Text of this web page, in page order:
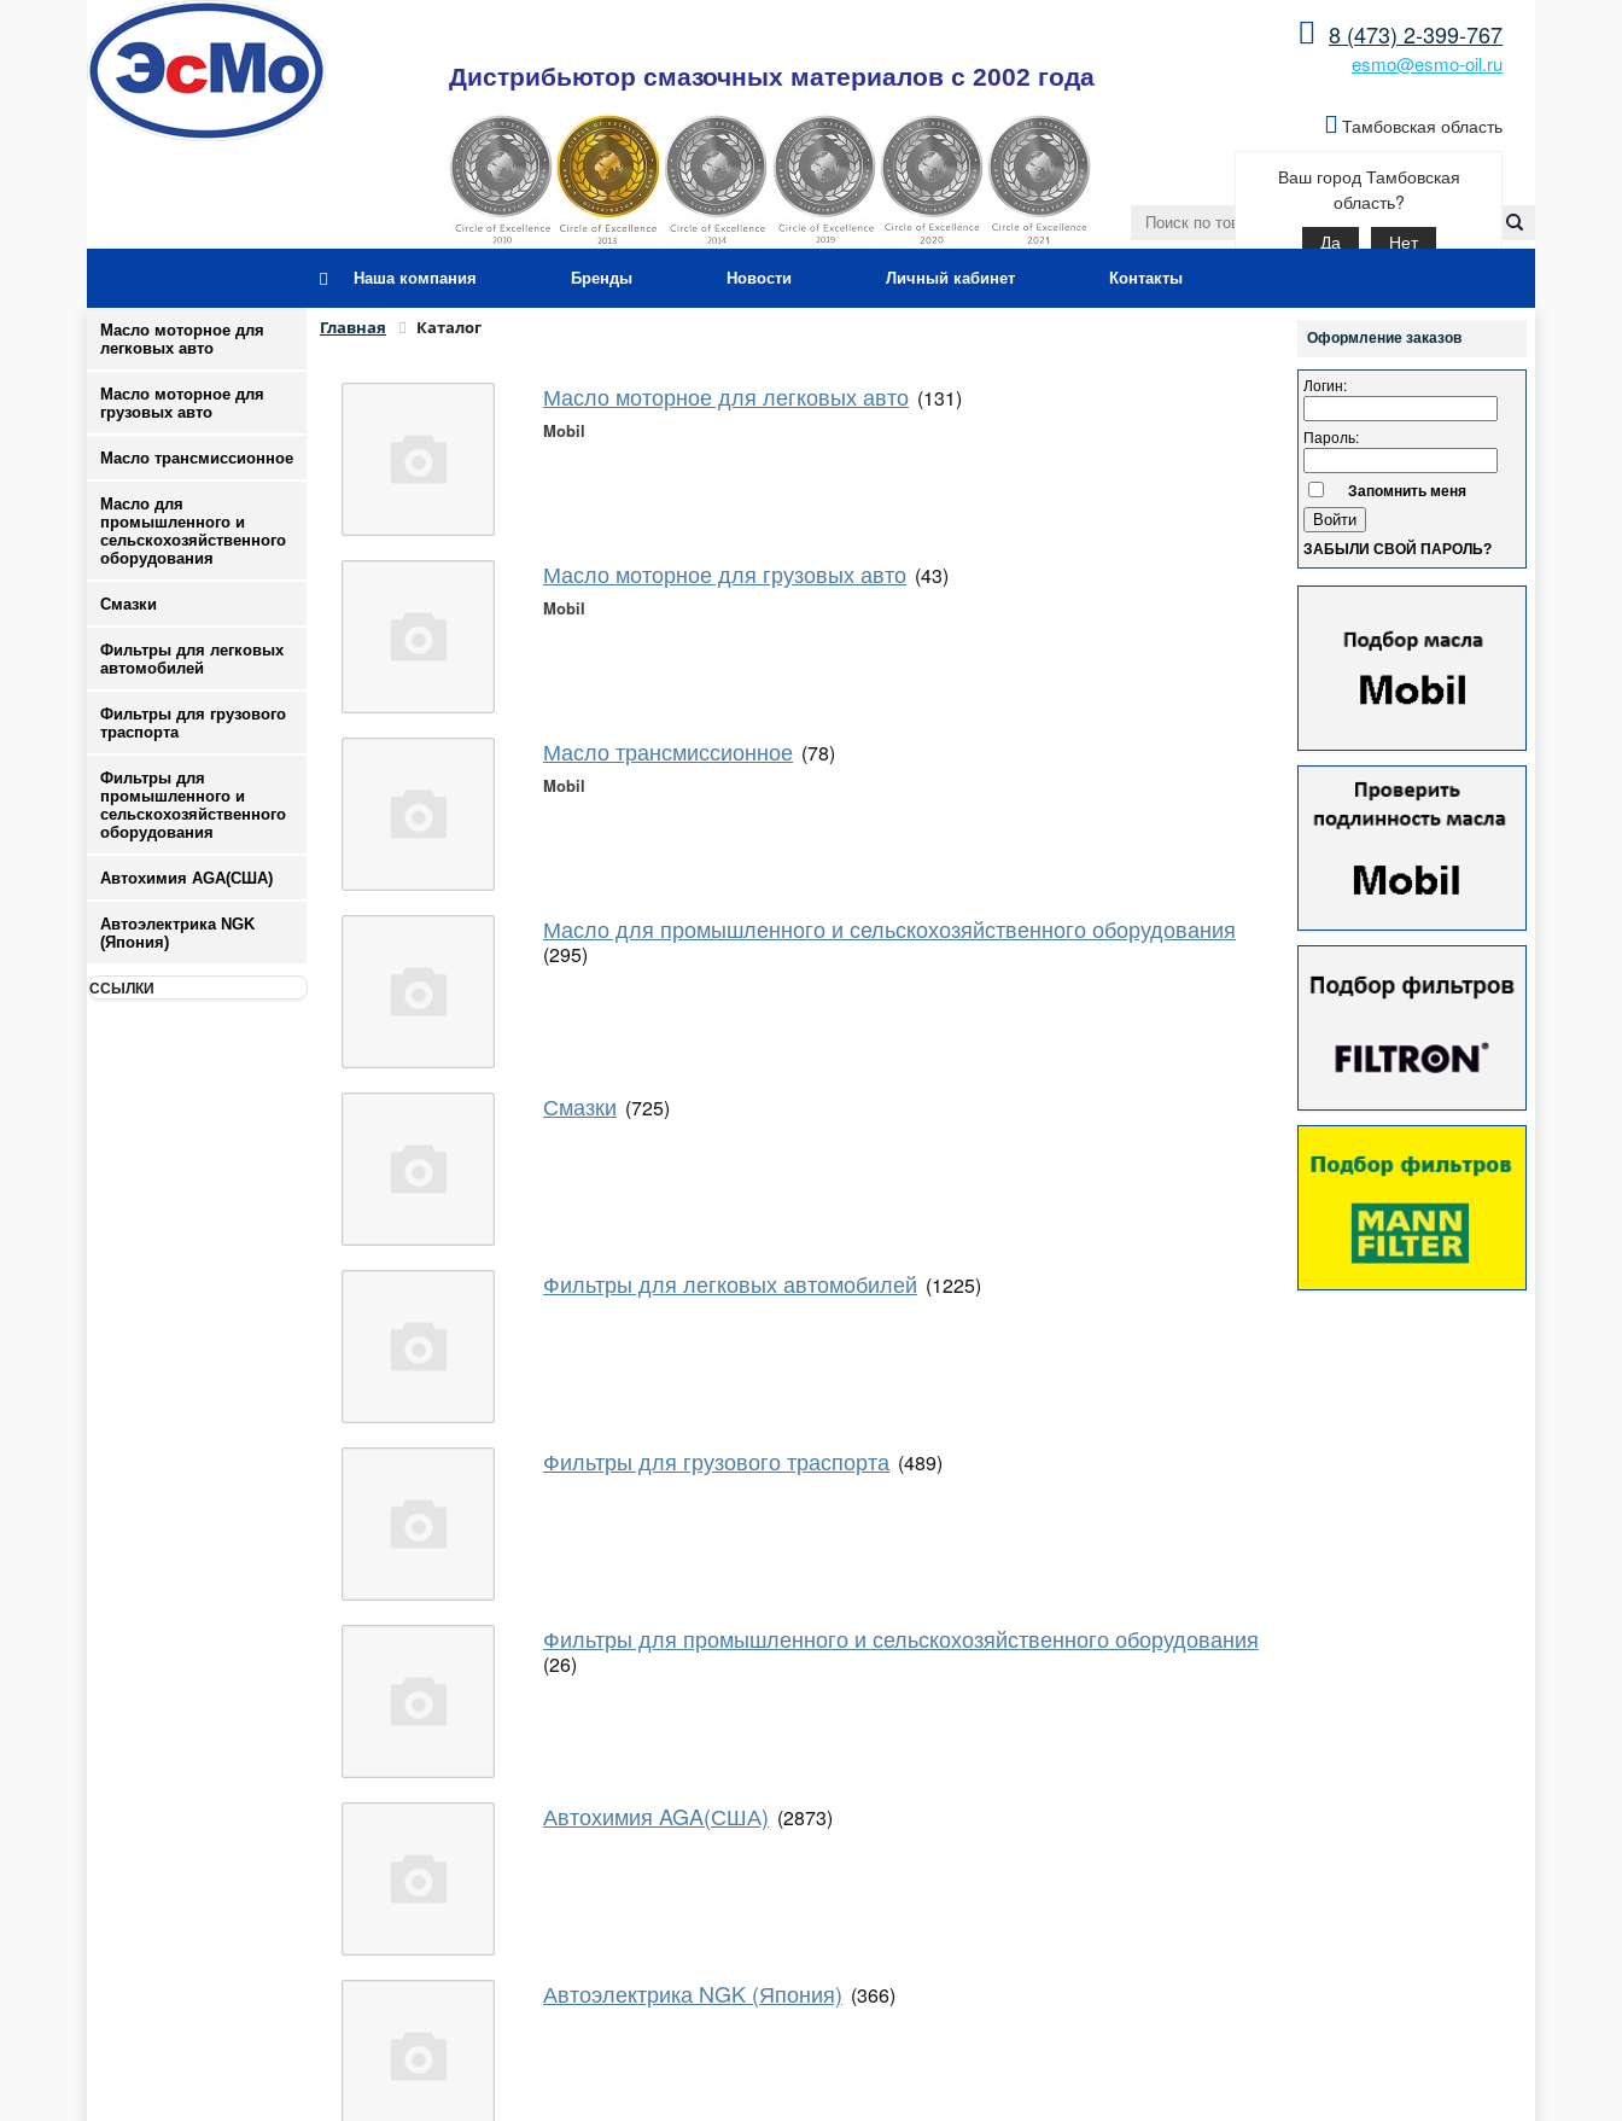
8 (473) 2-399-767
esmo@esmo-oil.ru
Дистрибьютор смазочных материалов c 2002 года
Тамбовская область
Ваш город Тамбовская
область?
Да Нет
Наша компания Бренды Новости Личный кабинет Контакты
Масло моторное для
легковых авто
Масло моторное для
грузовых авто
Масло трансмиссионное
Масло для
промышленного и
сельскохозяйственного
оборудования
Смазки
Фильтры для легковых
автомобилей
Фильтры для грузового
траспорта
Фильтры для
промышленного и
сельскохозяйственного
оборудования
Автохимия AGA(США)
Автоэлектрика NGK
(Япония)
ССЫЛКИ
Главная Каталог
Масло моторное для легковых авто (131)
Mobil
Масло моторное для грузовых авто (43)
Mobil
Масло трансмиссионное (78)
Mobil
Масло для промышленного и сельскохозяйственного оборудования
(295)
Смазки (725)
Фильтры для легковых автомобилей (1225)
Фильтры для грузового траспорта (489)
Фильтры для промышленного и сельскохозяйственного оборудования
(26)
Автохимия AGA(США) (2873)
Автоэлектрика NGK (Япония) (366)
Оформление заказов
Логин:
Пароль:
Запомнить меня
ЗАБЫЛИ СВОЙ ПАРОЛЬ?